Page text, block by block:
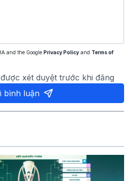
and the Google Privacy Policy and Terms of
xét duyệt trước khi đăng
bình luận